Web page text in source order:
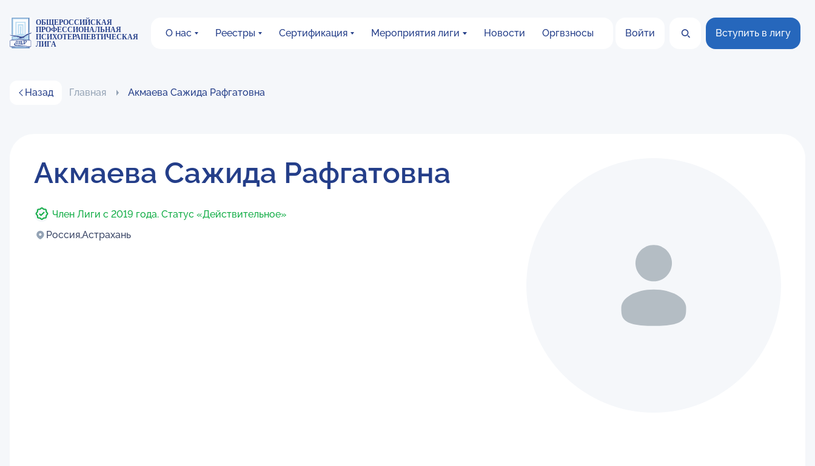
ОБЩЕРОССИЙСКАЯ
ПРОФЕССИОНАЛЬНАЯ
ПСИХОТЕРАПЕВТИЧЕСКАЯ
ЛИГА
О нас Реестры Сертификация Мероприятия лиги Новости Оргвзносы Войти Вступить в лигу
Назад Главная Акмаева Сажида Рафгатовна
Акмаева Сажида Рафгатовна
Член Лиги с 2019 года. Статус «Действительное»
Россия,Астрахань